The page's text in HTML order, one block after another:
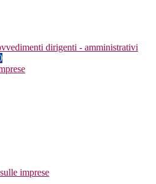
dirigenti - amministrativi
imprese